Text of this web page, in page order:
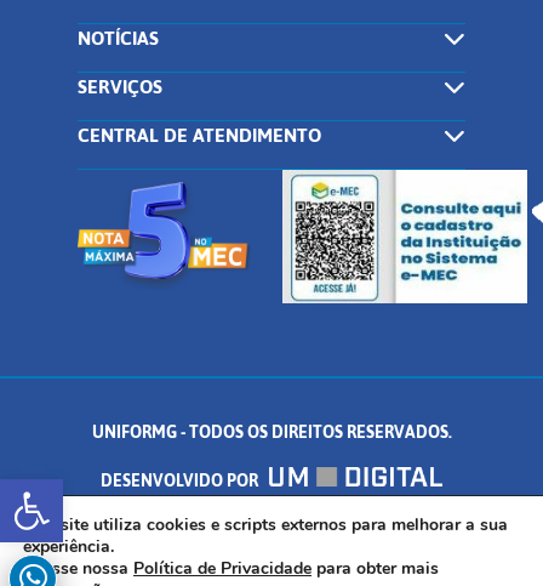
Abrir a barra de ferramentas
NOTÍCIAS
SERVIÇOS
CENTRAL DE ATENDIMENTO
UNIFORMG - TODOS OS DIREITOS RESERVADOS.
DESENVOLVIDO POR
AV. DR. ARNALDO DE SENNA, 328 - PALMEIRAS, FORMIGA/MG - CEP:
35.574.530
Este site utiliza cookies e scripts externos para melhorar a sua
experiência.
Acesse nossa Política de Privacidade para obter mais